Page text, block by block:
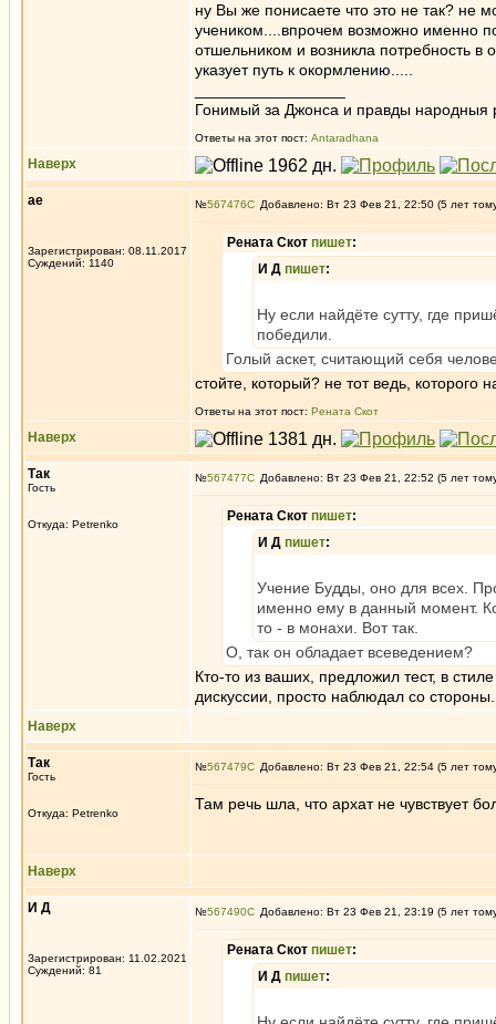
ну Вы же понисаете что это не так? не
учеником....впрочем возможно именно
отшельником и возникла потребность
указует путь к окормлению.....
Гонимый за Джонса и правды народныя
Ответы на этот пост: Antaradhana
Наверх
ae
Зарегистрирован: 08.11.2017
Суждений: 1140
№567476 Добавлено: Вт 23 Фев 21, 22:50 (5 лет
Рената Скот пишет:
И Д пишет:
Ну если найдёте сутту, где
победили.
Голый аскет, считающий себя
стойте, который? не тот ведь,
Ответы на этот пост: Рената Скот
Наверх
Так
Гость
Откуда: Petrenko
№567477 Добавлено: Вт 23 Фев 21, 22:52 (5 лет
Рената Скот пишет:
И Д пишет:
Учение Будды, оно для всех.
именно ему в данный момент.
то - в монахи. Вот так.
О, так он обладает всеведением?
Кто-то из ваших, предложил тест, в
дискуссии, просто наблюдал со стороны.
Наверх
Так
Гость
Откуда: Petrenko
№567479 Добавлено: Вт 23 Фев 21, 22:54 (5 лет
Там речь шла, что архат не чувствует
Наверх
И Д
Зарегистрирован: 11.02.2021
Суждений: 81
№567490 Добавлено: Вт 23 Фев 21, 23:19 (5 лет
Рената Скот пишет:
И Д пишет: